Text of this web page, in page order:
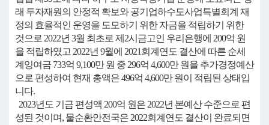
래 투자재원의 안정적 확보와 공기업하수도사업특별회계 재
정의 효율적인 운영을 도모하기 위한 자금을 적립하기 위한
것으로 2022년 3월 최초로 제2시금고인 우리은행에 200억 원
을 적립하였고 2022년 9월에 2021회계연도 결산에 따른 순세
계잉여금 733억 9,100만 원 중 296억 4,600만 원을 추가경정예산
으로 편성하여 현재 총액은 496억 4,600만 원이 적립된 상태입
니다.
2023년도 기금 편성액 200억 원은 2022년 본예산 수준으로 편
성된 것이며, 물순환안전국은 2022회계연도 결산이 완료되면